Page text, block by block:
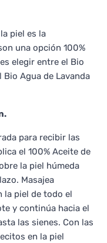
piel es la
una opción 100%
elegir entre el Bio
Bio Agua de Lavanda
para recibir las
el 100% Aceite de
la piel húmeda
Masajea
la piel de todo el
y continúa hacia el
las sienes. Con las
en la piel